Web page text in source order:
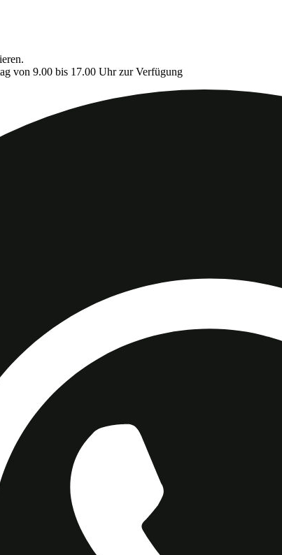
von 9.00 bis 17.00 Uhr zur Verfügung